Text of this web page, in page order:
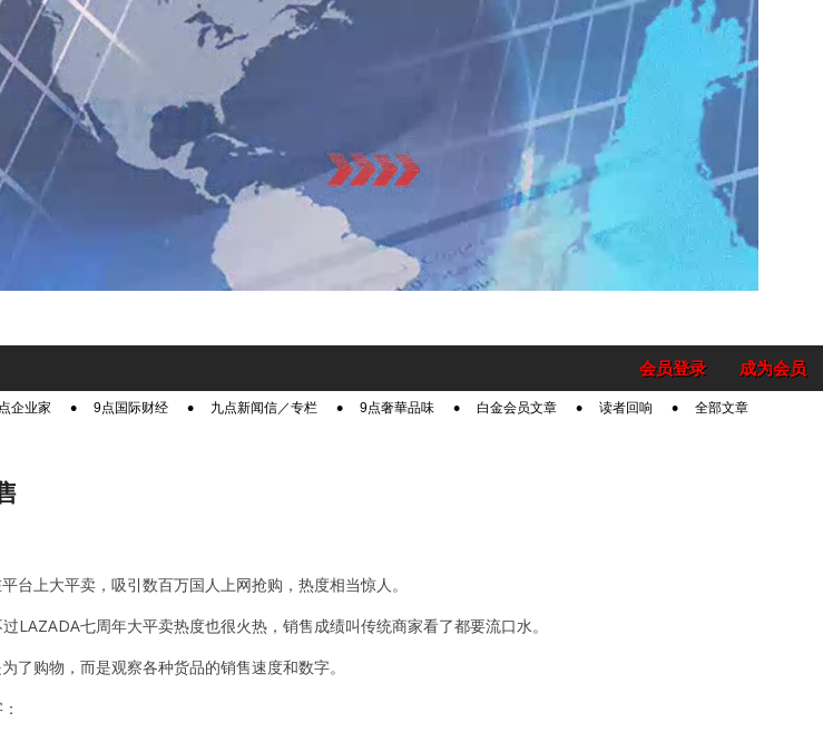
成为会员
会员登录
企业家 9点国际财经 九点新闻信／专栏 9点奢華品味 白金会员文章 读者回响 全部文章
台上大平卖，吸引数百万国人上网抢购，热度相当惊人。
LAZADA七周年大平卖热度也很火热，销售成绩叫传统商家看了都要流口水。
了购物，而是观察各种货品的销售速度和数字。